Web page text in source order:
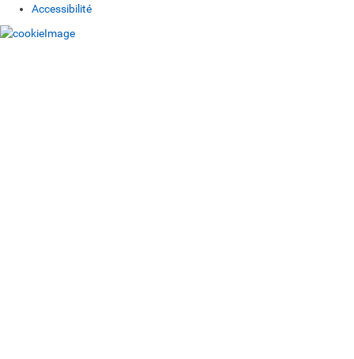
Accessibilité